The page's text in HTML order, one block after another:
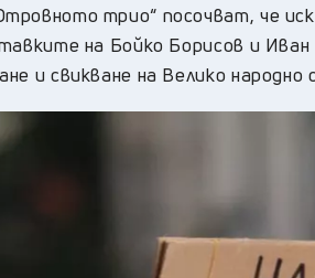
трио“ посочват, че
на Бойко Борисов и
и свикване на Велико